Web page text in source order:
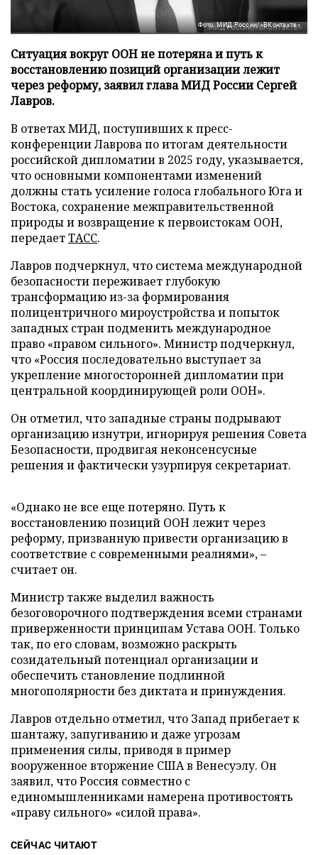
Фото: МИД России/«ВКонтакте»
Ситуация вокруг ООН не потеряна и путь к
восстановлению позиций организации лежит
через реформу, заявил глава МИД России Сергей
Лавров.
В ответах МИД, поступивших к пресс-
конференции Лаврова по итогам деятельности
российской дипломатии в 2025 году, указывается,
что основными компонентами изменений
должны стать усиление голоса глобального Юга и
Востока, сохранение межправительственной
природы и возвращение к первоистокам ООН,
передаетТАСС.
Лавров подчеркнул, что система международной
безопасности переживает глубокую
трансформацию из-за формирования
полицентричного мироустройства и попыток
западных стран подменить международное
право «правом сильного». Министр подчеркнул,
что «Россия последовательно выступает за
укрепление многосторонней дипломатии при
центральной координирующей роли ООН».
Он отметил, что западные страны подрывают
организацию изнутри, игнорируя решения Совета
Безопасности, продвигая неконсенсусные
решения и фактически узурпируя секретариат.
«Однако не все еще потеряно. Путь к
восстановлению позиций ООН лежит через
реформу, призванную привести организацию в
соответствие с современными реалиями», –
считает он.
Министр также выделил важность
безоговорочного подтверждения всеми странами
приверженности принципам Устава ООН. Только
так, по его словам, возможно раскрыть
созидательный потенциал организации и
обеспечить становление подлинной
многополярности без диктата и принуждения.
Лавров отдельно отметил, что Запад прибегает к
шантажу, запугиванию и даже угрозам
применения силы, приводя в пример
вооруженное вторжение США в Венесуэлу. Он
заявил, что Россия совместно с
единомышленниками намерена противостоять
«праву сильного» «силой права».
СЕЙЧАС ЧИТАЮТ